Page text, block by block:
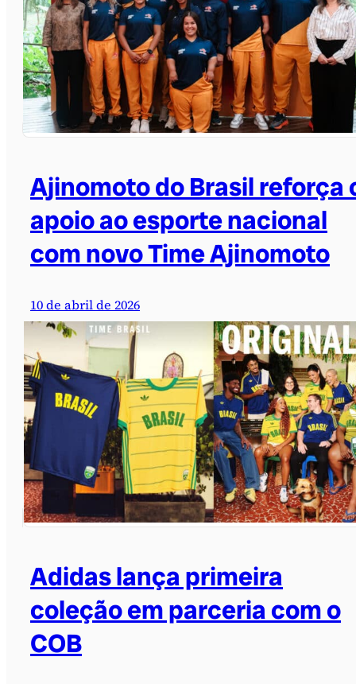
Ajinomoto do Brasil reforça
apoio ao esporte nacional
com novo Time Ajinomoto
10 de abril de 2026
Adidas lança primeira
coleção em parceria com o
COB